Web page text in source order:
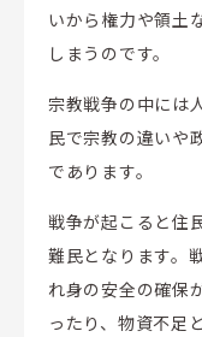
いから権力や領土
しまうのです。
宗教戦争の中には
民で宗教の違いや
であります。
戦争が起こると住
難民となります。
れ身の安全の確保
ったり、物資不足